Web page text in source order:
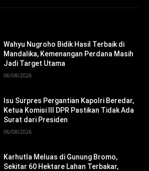
Wahyu Nugroho Bidik Hasil Terbaik di
Mandalika, Kemenangan Perdana Masih
Jadi Target Utama
06/08/2026
Isu Surpres Pergantian Kapolri Beredar,
Ketua Komisi III DPR Pastikan Tidak Ada
Surat dari Presiden
06/08/2026
Karhutla Meluas di Gunung Bromo,
Sekitar 60 Hektare Lahan Terbakar,